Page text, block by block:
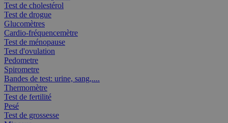
Test de cholestérol
Test de drogue
Glucomètres
Cardio-fréquencemètre
Test de ménopause
Test d'ovulation
Pedometre
Spirometre
Bandes de test: urine, sang,....
Thermomètre
Test de fertilité
Pesé
Test de grossesse